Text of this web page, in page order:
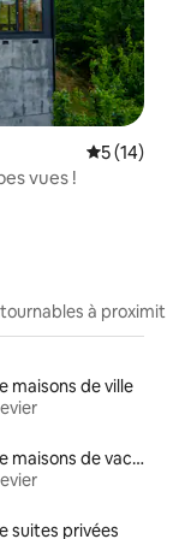
5 (14)
vues !
à
maisons de ville
Locations de maisons de vacances
suites privées